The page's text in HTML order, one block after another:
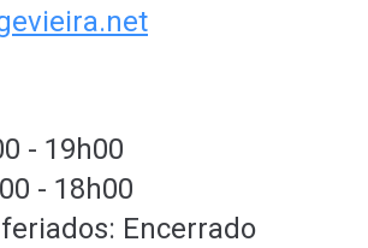
- 19h00
- 18h00
Encerrado